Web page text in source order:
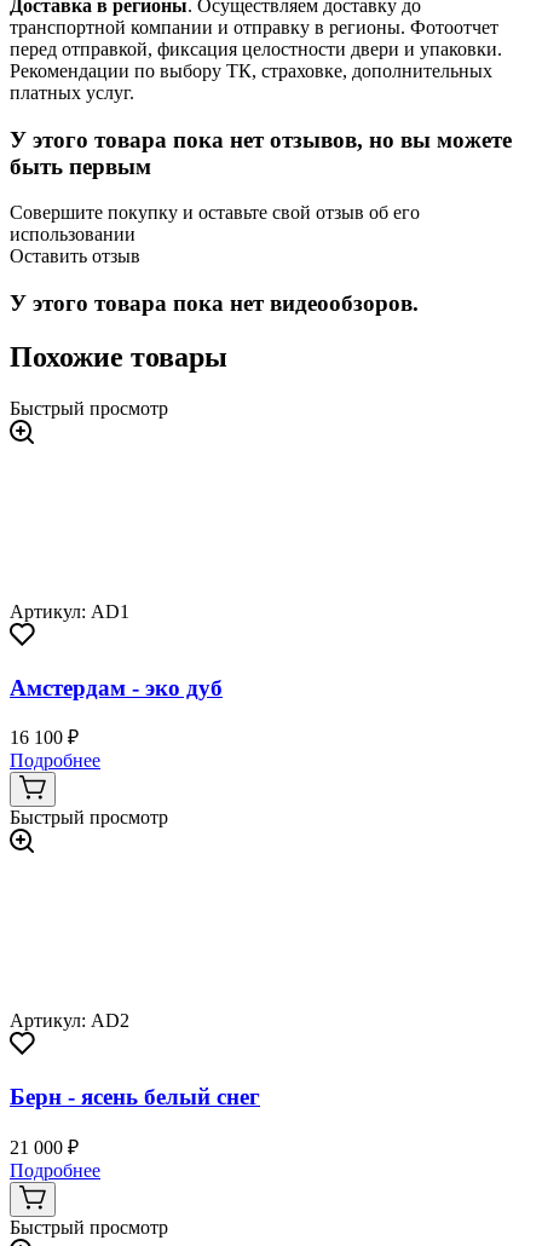
Доставка в регионы. Осуществляем доставку до
транспортной компании и отправку в регионы. Фотоотчет
перед отправкой, фиксация целостности двери и упаковки.
Рекомендации по выбору ТК, страховке, дополнительных
платных услуг.
У этого товара пока нет отзывов, но вы можете
быть первым
Совершите покупку и оставьте свой отзыв об его
использовании
Оставить отзыв
У этого товара пока нет видеообзоров.
Похожие товары
Быстрый просмотр
Артикул: AD1
Амстердам - эко дуб
16 100 ₽
Подробнее
Быстрый просмотр
Артикул: AD2
Берн - ясень белый снег
21 000 ₽
Подробнее
Быстрый просмотр